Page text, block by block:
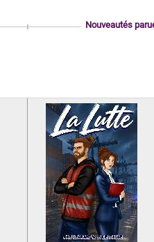
Nouveautés